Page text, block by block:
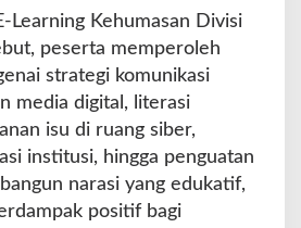
Learning Kehumasan Divisi
peserta memperoleh
strategi komunikasi
media digital, literasi
isu di ruang siber,
institusi, hingga penguatan
narasi yang edukatif,
positif bagi